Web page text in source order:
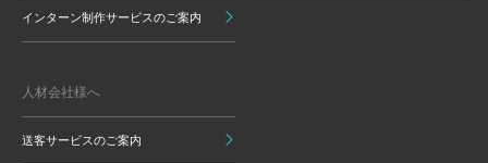
インターン制作サービスのご案内
人材会社様へ
送客サービスのご案内